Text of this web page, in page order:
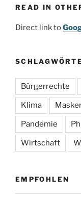
READ IN
Direct link to
Bürgerrechte
Klima
Pandemie
Wirtschaft
EMPFOHLEN